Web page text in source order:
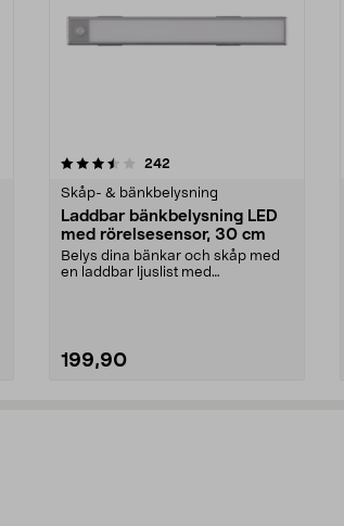
242
Skåp- & bänkbelysning
Laddbar bänkbelysning LED
med rörelsesensor, 30 cm
Belys dina bänkar och skåp med
en laddbar ljuslist med
199,90
4.5 av 5 stjärnor